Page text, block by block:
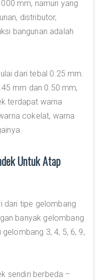
mm, namun yang
distributor,
bangunan adalah
dari tebal 0.25 mm.
mm dan 0.50 mm,
terdapat warna
cokelat, warna
Untuk Atap
dari tipe gelombang
banyak gelombang
3, 4, 5, 6, 9,
sendiri berbeda –